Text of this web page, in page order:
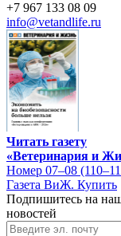
+7 967 133 08 09
info@vetandlife.ru
Читать газету
«Ветеринария и
Номер 07–08
Газета ВиЖ. Купить
Подпишитесь на
новостей